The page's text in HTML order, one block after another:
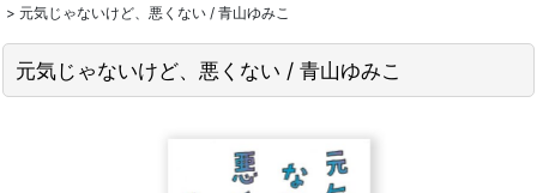
> 元気じゃないけど、悪くない / 青山ゆみこ
元気じゃないけど、悪くない / 青山ゆみこ